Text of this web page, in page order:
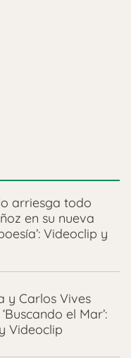
arriesga todo
en su nueva
Videoclip y
y Carlos Vives
el Mar’:
Videoclip